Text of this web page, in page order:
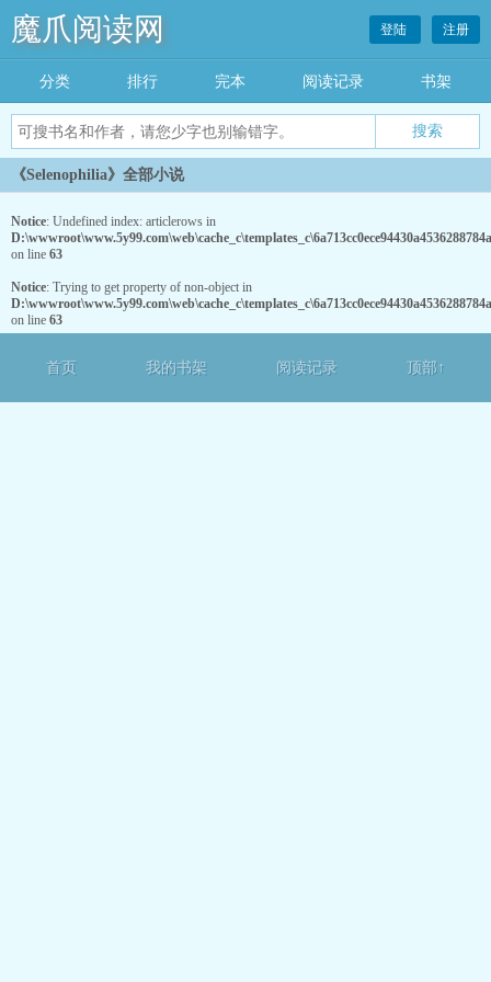
魔爪阅读网 登陆 注册
分类 排行 完本 阅读记录 书架
《Selenophilia》全部小说
Notice: Undefined index: articlerows in
on line 63
Notice: Trying to get property of non-object in
on line 63
首页 我的书架 阅读记录 顶部↑